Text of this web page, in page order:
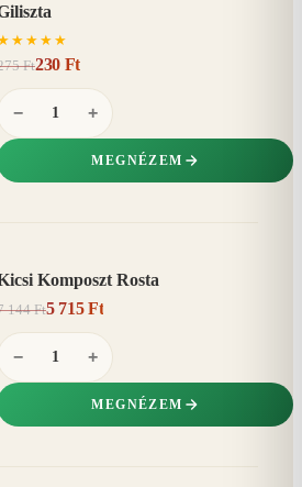
★ ★ ★ ★
Ft230 Ft
− +
MEGNÉZEM
Komposzt Rosta
144 Ft5 715 Ft
− +
MEGNÉZEM